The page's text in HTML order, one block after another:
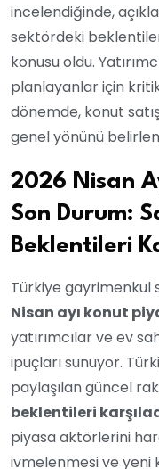
incelendiğinde,
sektördeki
konusu oldu.
planlayanlar için
dönemde, konut
genel yönünü
2026 Nisan
Son Durum:
Beklentileri
Türkiye gayrimenkul
Nisan ayı konut
yatırımcılar ve ev
ipuçları sunuyor.
paylaşılan güncel
beklentileri
piyasa aktörlerini
ivmelenmesi ve yeni